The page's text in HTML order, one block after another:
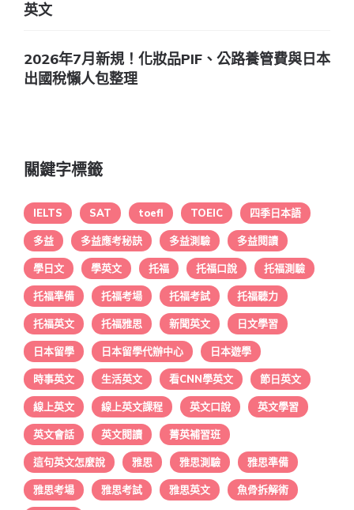
英文
2026年7月新規！化妝品PIF、公路養管費與日本
出國稅懶人包整理
關鍵字標籤
IELTS SAT toefl TOEIC 四季日本語
多益 多益應考秘訣 多益測驗 多益閱讀
學日文 學英文 托福 托福口說 托福測驗
托福準備 托福考場 托福考試 托福聽力
托福英文 托福雅思 新聞英文 日文學習
日本留學 日本留學代辦中心 日本遊學
時事英文 生活英文 看CNN學英文 節日英文
線上英文 線上英文課程 英文口說 英文學習
英文會話 英文閱讀 菁英補習班
這句英文怎麼說 雅思 雅思測驗 雅思準備
雅思考場 雅思考試 雅思英文 魚骨拆解術